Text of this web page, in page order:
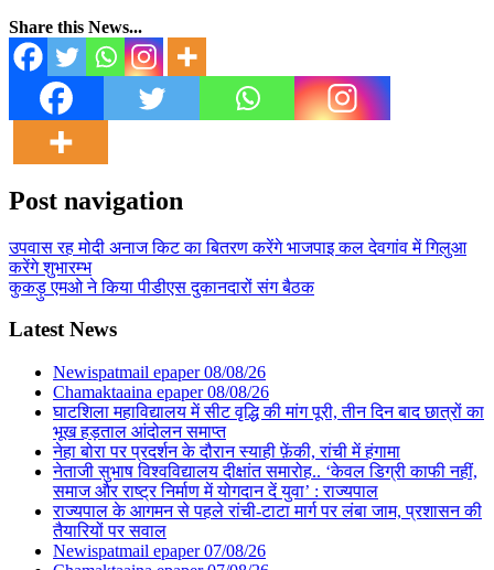
Share this News...
Post navigation
उपवास रह मोदी अनाज किट का बितरण करेंगे भाजपाइ कल देवगांव में गिलुआ
करेंगे शुभारम्भ
कुकड़ु एमओ ने किया पीडीएस दुकानदारों संग बैठक
Latest News
Newispatmail epaper 08/08/26
Chamaktaaina epaper 08/08/26
घाटशिला महाविद्यालय में सीट वृद्धि की मांग पूरी, तीन दिन बाद छात्रों का
भूख हड़ताल आंदोलन समाप्त
नेहा बोरा पर प्रदर्शन के दौरान स्याही फ़ेंकी, रांची में हंगामा
नेताजी सुभाष विश्वविद्यालय दीक्षांत समारोह.. ‘केवल डिग्री काफी नहीं,
समाज और राष्ट्र निर्माण में योगदान दें युवा’ : राज्यपाल
राज्यपाल के आगमन से पहले रांची-टाटा मार्ग पर लंबा जाम, प्रशासन की
तैयारियों पर सवाल
Newispatmail epaper 07/08/26